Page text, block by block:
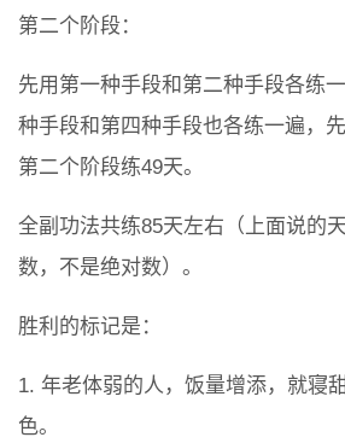
第二个阶段：
先用第一种手段和第二种手段各练
种手段和第四种手段也各练一遍，
第二个阶段练49天。
全副功法共练85天左右（上面说的
数，不是绝对数）。
胜利的标记是：
1. 年老体弱的人，饭量增添，就寝
色。